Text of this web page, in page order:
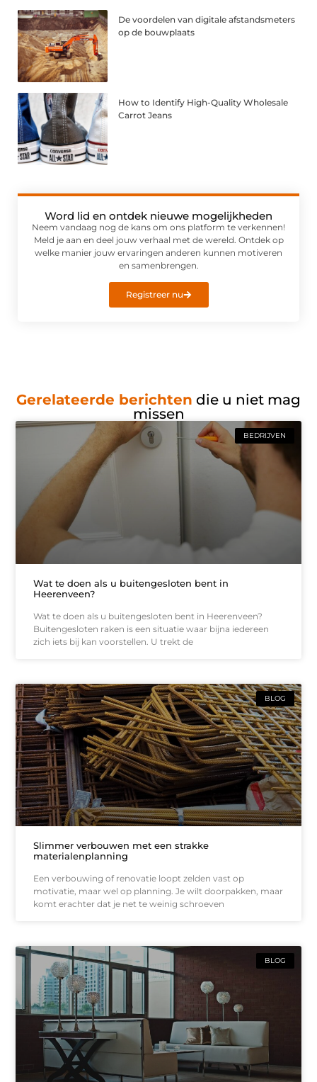
De voordelen van digitale afstandsmeters
op de bouwplaats
How to Identify High-Quality Wholesale
Carrot Jeans
Word lid en ontdek nieuwe mogelijkheden
Neem vandaag nog de kans om ons platform te verkennen!
Meld je aan en deel jouw verhaal met de wereld. Ontdek op
welke manier jouw ervaringen anderen kunnen motiveren
en samenbrengen.
Registreer nu
Gerelateerde berichten die u niet mag
missen
BEDRIJVEN
Wat te doen als u buitengesloten bent in
Heerenveen?
Wat te doen als u buitengesloten bent in Heerenveen?
Buitengesloten raken is een situatie waar bijna iedereen
zich iets bij kan voorstellen. U trekt de
BLOG
Slimmer verbouwen met een strakke
materialenplanning
Een verbouwing of renovatie loopt zelden vast op
motivatie, maar wel op planning. Je wilt doorpakken, maar
komt erachter dat je net te weinig schroeven
BLOG